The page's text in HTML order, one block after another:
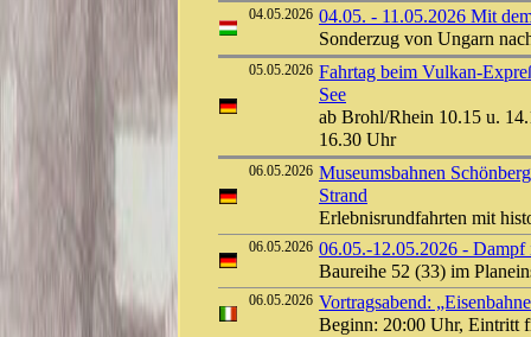
04.05.2026 04.05. - 11.05.2026 Mit
Sonderzug von Ungarn
05.05.2026 Fahrtag beim Vulkan-
See
ab Brohl/Rhein 10.15 u.
16.30 Uhr
06.05.2026 Museumsbahnen
Strand
Erlebnisrundfahrten mit
06.05.2026 06.05.-12.05.2026 -
Baureihe 52 (33) im
06.05.2026 Vortragsabend:
Beginn: 20:00 Uhr, Eintritt